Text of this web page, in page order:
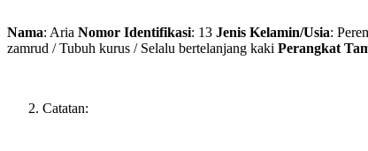
Nama: Aria Nomor Identifikasi: 13 Jenis Kelamin/Usia:
zamrud / Tubuh kurus / Selalu bertelanjang kaki Perangkat
Catatan: